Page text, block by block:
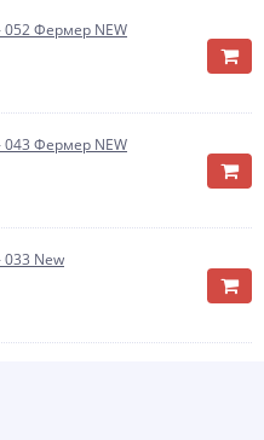
Фермер NEW
Фермер NEW
New